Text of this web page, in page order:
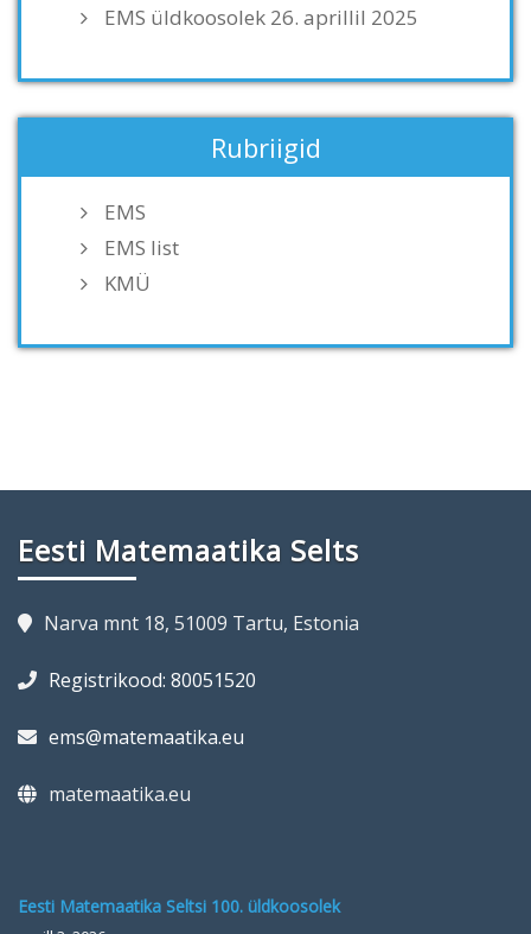
EMS üldkoosolek 26. aprillil 2025
Rubriigid
EMS
EMS list
KMÜ
Eesti Matemaatika Selts
Narva mnt 18, 51009 Tartu, Estonia
Registrikood: 80051520
ems@matemaatika.eu
matemaatika.eu
Eesti Matemaatika Seltsi 100. üldkoosolek